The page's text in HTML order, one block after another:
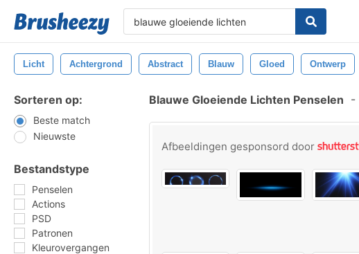
Licht Achtergrond Abstract Blauw Gloed Ontwerp
Sorteren op:
Beste match
Nieuwste
Bestandstype
Penselen
Actions
PSD
Patronen
Kleurovergangen
Blauwe Gloeiende Lichten Penselen -
Afbeeldingen gesponsord door